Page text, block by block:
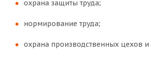
охрана защиты труда;
нормирование труда;
охрана производственных цехов и